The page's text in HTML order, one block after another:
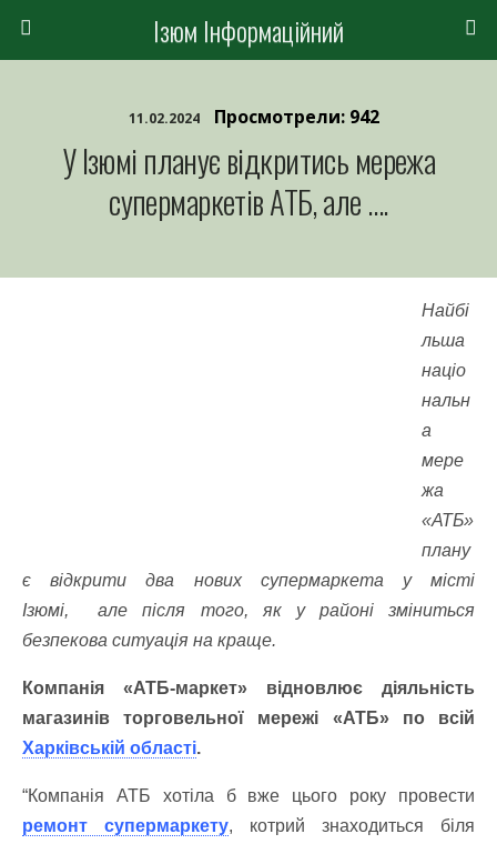
Ізюм Інформаційний
11.02.2024 Просмотрели: 942
У Ізюмі планує відкритись мережа
супермаркетів АТБ, але ….
Найбі
льша
націо
нальн
а
мере
жа
«АТБ»
плану
є відкрити два нових супермаркета у місті
Ізюмі, але після того, як у районі зміниться
безпекова ситуація на краще.
Компанія «АТБ-маркет» відновлює діяльність
магазинів торговельної мережі «АТБ» по всій
Харківській області.
“Компанія АТБ хотіла б вже цього року провести
ремонт супермаркету, котрий знаходиться біля